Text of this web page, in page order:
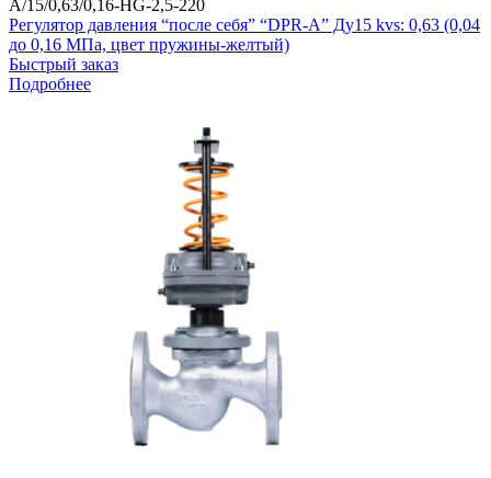
A/15/0,63/0,16-HG-2,5-220
Регулятор давления “после себя” “DPR-A” Ду15 kvs: 0,63 (0,04
до 0,16 МПа, цвет пружины-желтый)
Быстрый заказ
Подробнее